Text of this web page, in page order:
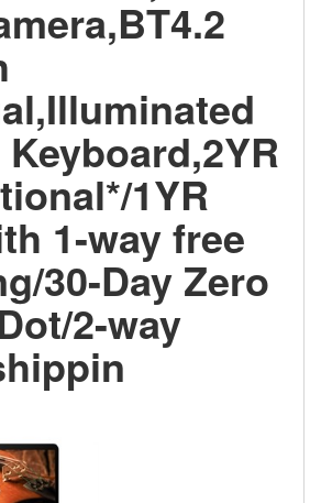
1YR
1-way free
30-Day Zero
2-way